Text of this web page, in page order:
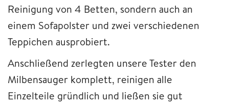
Reinigung von 4 Betten, sondern auch an
einem Sofapolster und zwei verschiedenen
Teppichen ausprobiert.
Anschließend zerlegten unsere Tester den
Milbensauger komplett, reinigen alle
Einzelteile gründlich und ließen sie gut